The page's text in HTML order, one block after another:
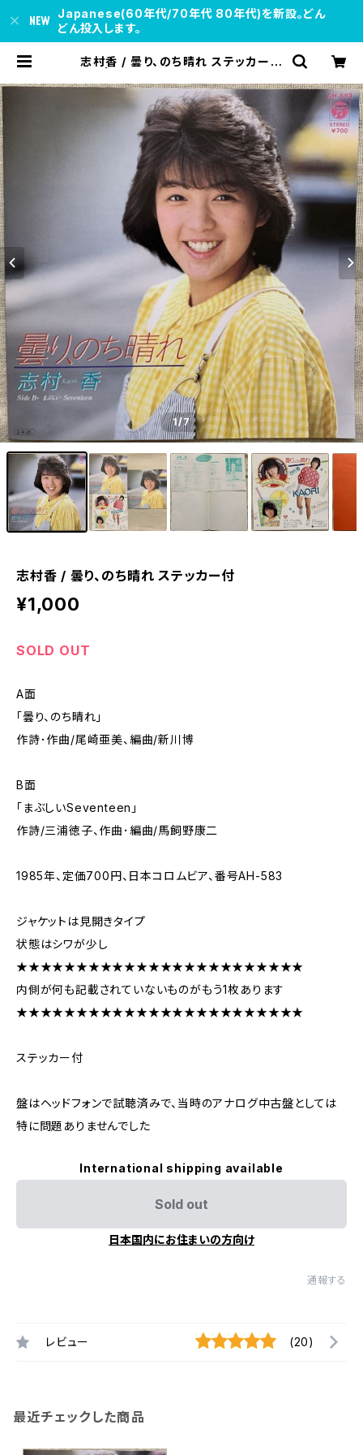
Japanese(60年代/70年代 80年代)を新設。どん
どん投入します。
志村香 / 曇り、のち晴れ ステッカー付
1/7
志村香 / 曇り、のち晴れ ステッカー付
¥1,000
SOLD OUT
A面
「曇り、のち晴れ」
作詩･作曲/尾崎亜美、編曲/新川博
B面
「まぶしいSeventeen」
作詩/三浦徳子、作曲･編曲/馬飼野康二
1985年、定価700円、日本コロムビア、番号AH-583
ジャケットは見開きタイプ
状態はシワが少し
★★★★★★★★★★★★★★★★★★★★★★★★
内側が何も記載されていないものがもう1枚あります
★★★★★★★★★★★★★★★★★★★★★★★★
ステッカー付
盤はヘッドフォンで試聴済みで、当時のアナログ中古盤としては
特に問題ありませんでした
International shipping available
Sold out
日本国内にお住まいの方向け
通報する
レビュー (20)
最近チェックした商品